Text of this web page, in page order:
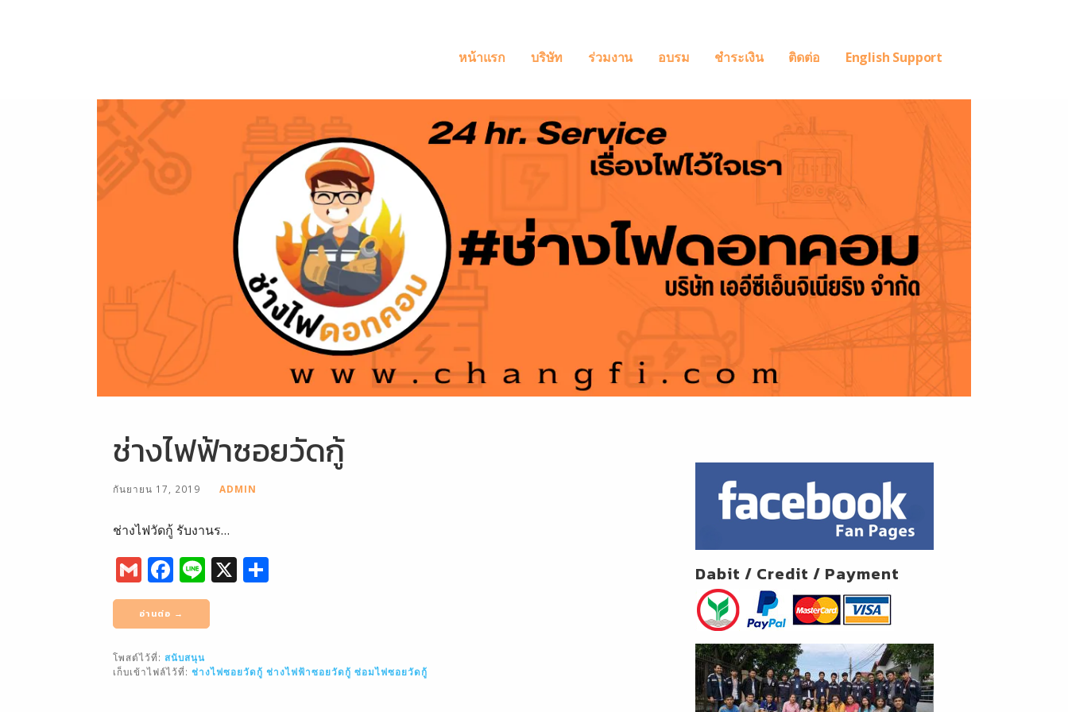
หน้าแรก บริษัท ร่วมงาน อบรม ชำระเงิน ติดต่อ English Support
ช่างไฟฟ้าซอยวัดกู้
กันยายน 17, 2019 ADMIN
ช่างไฟวัดกู้ รับงานร…
G
m
ai
l
F
a
c
e
b
Li
n
e
X
อ่านต่อ →
โพสต์ไว้ที่: สนับสนุน
เก็บเข้าไฟล์ไว้ที่: ช่างไฟซอยวัดกู้ ช่างไฟฟ้าซอยวัดกู้ ซ่อมไฟซอยวัดกู้
Dabit / Credit / Payment